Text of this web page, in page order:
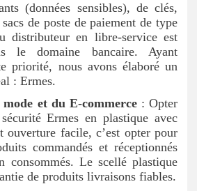
(données sensibles), de clés,
de poste de paiement de type
distributeur en libre-service est
le domaine bancaire. Ayant
priorité, nous avons élaboré un
: Ermes.
et du E-commerce: Opter
Ermes en plastique avec
ouverture facile, c’est opter pour
commandés et réceptionnés
consommés. Le scellé plastique
de produits livraisons fiables.